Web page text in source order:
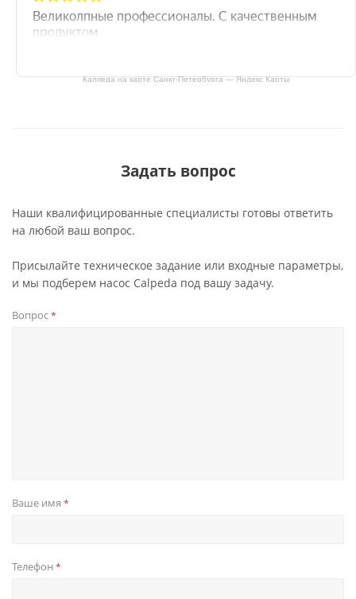
Калпеда на карте Санкт‑Петербурга — Яндекс Карты
Задать вопрос
Наши квалифицированные специалисты готовы ответить
на любой ваш вопрос.
Присылайте техническое задание или входные параметры,
и мы подберем насос Calpeda под вашу задачу.
Вопрос*
Ваше имя *
Телефон *